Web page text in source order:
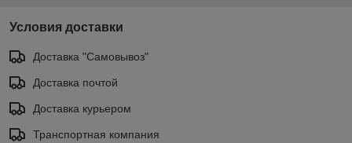
Условия доставки
Доставка "Самовывоз"
Доставка почтой
Доставка курьером
Транспортная компания